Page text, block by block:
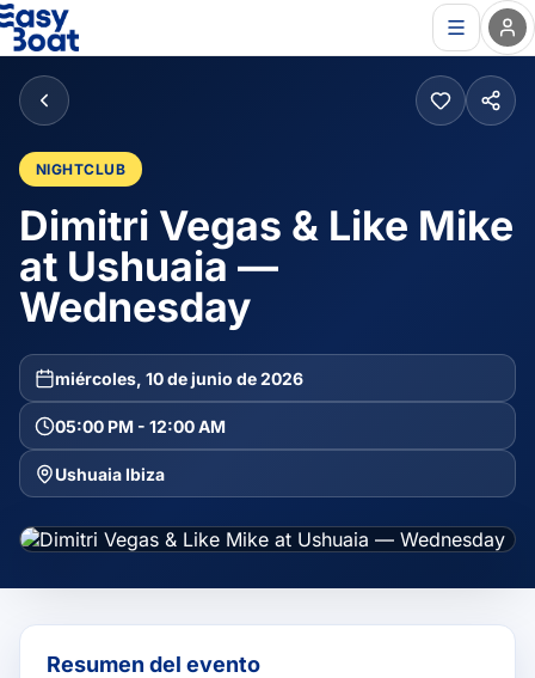
NIGHTCLUB
Dimitri Vegas & Like Mike
at Ushuaia —
Wednesday
miércoles, 10 de junio de 2026
05:00 PM - 12:00 AM
Ushuaia Ibiza
Resumen del evento